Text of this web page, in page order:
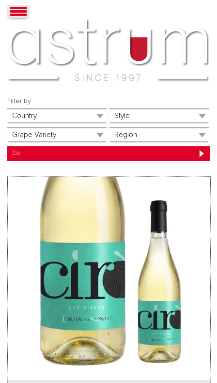
Filter by: